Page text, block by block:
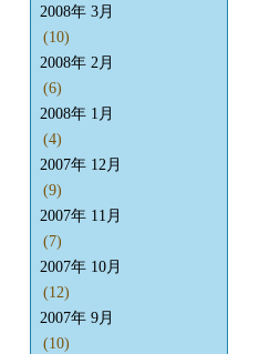
2008年 3月
(10)
2008年 2月
(6)
2008年 1月
(4)
2007年 12月
(9)
2007年 11月
(7)
2007年 10月
(12)
2007年 9月
(10)